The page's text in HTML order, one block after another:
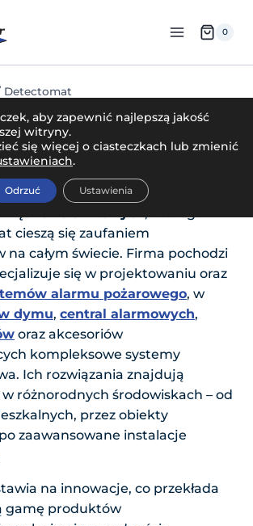
0
Detectomat
systemów wykrywania
cieszą się zaufaniem
na całym świecie. Firma pochodzi
się w projektowaniu oraz
alarmu pożarowego, w
dymu, central alarmowych,
oraz akcesoriów
kompleksowe systemy
Ich rozwiązania znajdują
różnorodnych środowiskach – od
przez obiekty
zaawansowane instalacje
na innowacje, co przekłada
gamę produktów
aby zapewnić najlepszą jakość
witryny.
się więcej o ciasteczkach lub zmienić
.
Odrzuć Ustawienia